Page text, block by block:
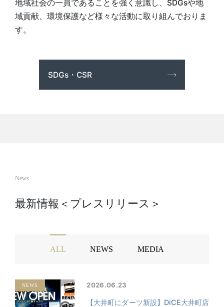
地域社会の一員であることを強く意識し、SDGsや地
域貢献、環境保護など様々な活動に取り組んでおりま
す。
SDGs・CSR
News
最新情報＜プレスリリース＞
ALL NEWS MEDIA
2026.06.23
【大井町にダーツ新設】DiCE大井町店
NEWS